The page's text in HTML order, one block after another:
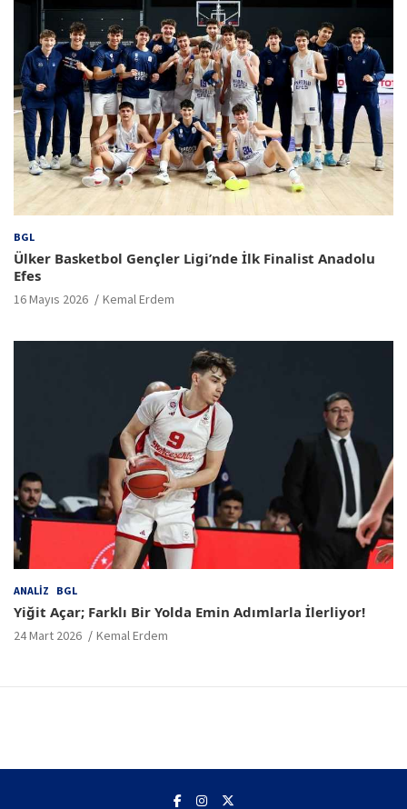
BGL
Ülker Basketbol Gençler Ligi’nde İlk Finalist Anadolu
Efes
16 Mayıs 2026 Kemal Erdem
ANALIZ BGL
Yiğit Açar; Farklı Bir Yolda Emin Adımlarla İlerliyor!
24 Mart 2026 Kemal Erdem